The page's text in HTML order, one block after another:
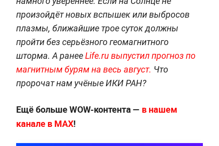
произойдёт новых вспышек или выбросов
плазмы, ближайшие трое суток должны
пройти без серьёзного геомагнитного
шторма. А ранееLife.ru выпустил прогноз по
магнитным бурям на весь август. Что
пророчат нам учёные ИКИ РАН?
Ещё больше WOW-контента — в нашем
канале в МАХ!